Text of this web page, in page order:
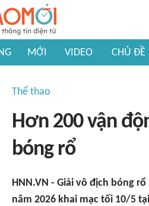
MỚI VIDEO CHỦ ĐỀ
Thể thao
Hơn 200 vận
bóng rổ
HNN.VN - Giải vô địch bóng
năm 2026 khai mạc tối 10/5